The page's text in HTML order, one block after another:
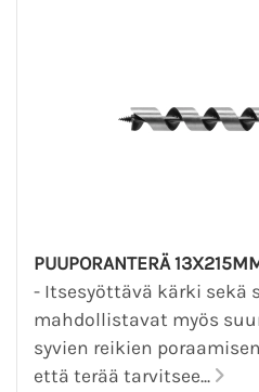
PUUPORANTERÄ
- Itsesyöttävä kärki sekä
mahdollistavat myös
syvien reikien
että terää tarvitsee...